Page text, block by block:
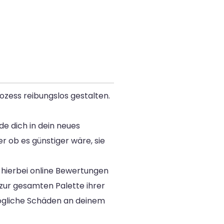
reibungslos gestalten.
dich in dein neues
ob es günstiger wäre, sie
online Bewertungen
gesamten Palette ihrer
Schäden an deinem